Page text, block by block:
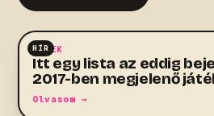
HÍR
HÍREK
Itt egy lista az eddig
2017-ben megjelenő
Olvasom →